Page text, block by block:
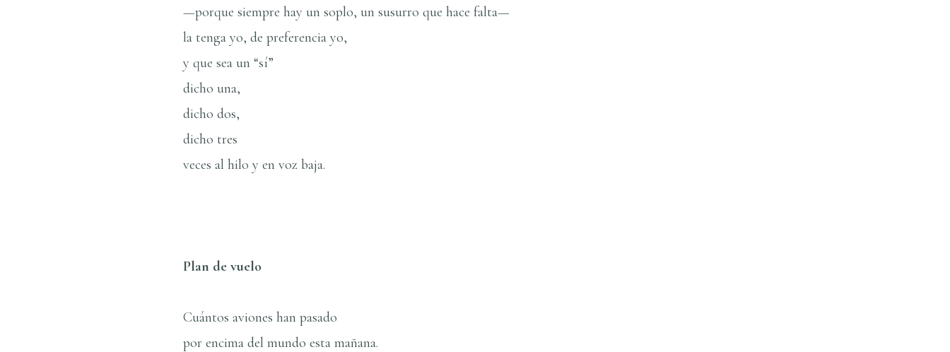
—porque siempre hay un soplo, un susurro que hace falta—
la tenga yo, de preferencia yo,
y que sea un “sí”
dicho una,
dicho dos,
dicho tres
veces al hilo y en voz baja.
Plan de vuelo
Cuántos aviones han pasado
por encima del mundo esta mañana.